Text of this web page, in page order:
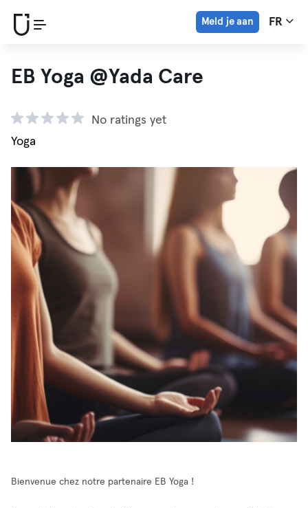
Meld je aan FR
EB Yoga @Yada Care
No ratings yet
Yoga
Bienvenue chez notre partenaire EB Yoga !